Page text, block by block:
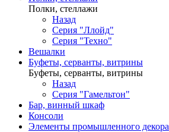
Полки, стеллажи
Назад
Серия "Ллойд"
Серия "Техно"
Вешалки
Буфеты, серванты, витрины
Буфеты, серванты, витрины
Назад
Серия "Гамельтон"
Бар, винный шкаф
Консоли
Элементы промышленного декора